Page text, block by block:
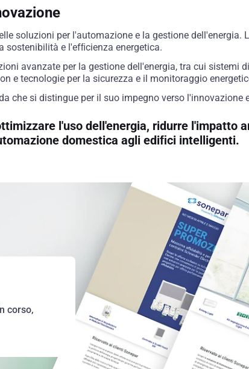
soluzioni per l'automazione e la gestione
sostenibilità e l'efﬁcienza energetica.
avanzate per la gestione dell'energia, tra cui sistemi
e tecnologie per la sicurezza e il monitoraggio
che si distingue per il suo impegno verso l'innovazione
l'uso dell'energia, ridurre
domestica agli ediﬁci intelligenti.
corso,